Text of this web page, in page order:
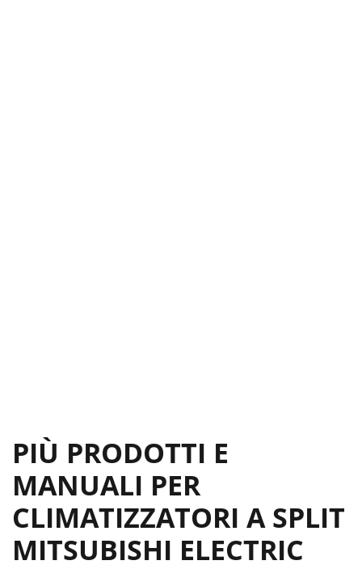
PIÙ PRODOTTI E
MANUALI PER
CLIMATIZZATORI A SPLIT
MITSUBISHI ELECTRIC